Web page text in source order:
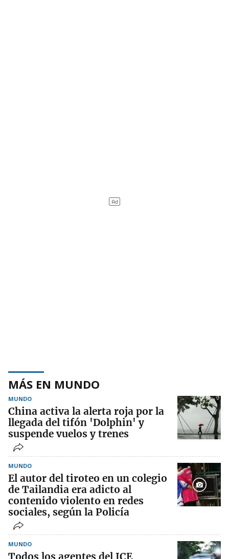
MÁS EN MUNDO
MUNDO
China activa la alerta roja por la
llegada del tifón 'Dolphin' y
suspende vuelos y trenes
MUNDO
El autor del tiroteo en un colegio
de Tailandia era adicto al
contenido violento en redes
sociales, según la Policía
MUNDO